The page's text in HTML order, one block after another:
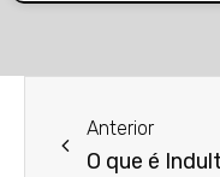
Anterior